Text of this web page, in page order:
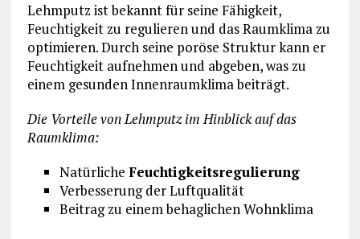
Lehmputz ist bekannt für seine Fähigkeit,
Feuchtigkeit zu regulieren und das Raumklima zu
optimieren. Durch seine poröse Struktur kann er
Feuchtigkeit aufnehmen und abgeben, was zu
einem gesunden Innenraumklima beiträgt.
Die Vorteile von Lehmputz im Hinblick auf das
Raumklima:
Natürliche Feuchtigkeitsregulierung
Verbesserung der Luftqualität
Beitrag zu einem behaglichen Wohnklima